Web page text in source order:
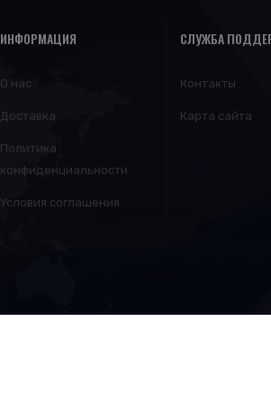
ИНФОРМАЦИЯ
О нас
Доставка
Политика
конфиденциальности
Условия соглашения
СЛУЖБА
Контакты
Карта сайта